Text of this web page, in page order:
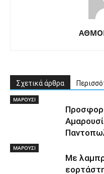
Σχετικά άρθρα
ΜΑΡΟΥΣΙ
ΜΑΡΟΥΣΙ
Με